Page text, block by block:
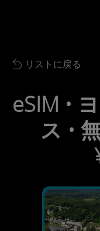
ナ
Back to list
リストに戻る
eSIM •
ス •